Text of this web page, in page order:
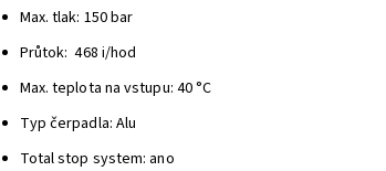
Max. tlak: 150 bar
Průtok: 468 i/hod
Max. teplota na vstupu: 40 °C
Typ čerpadla: Alu
Total stop system: ano